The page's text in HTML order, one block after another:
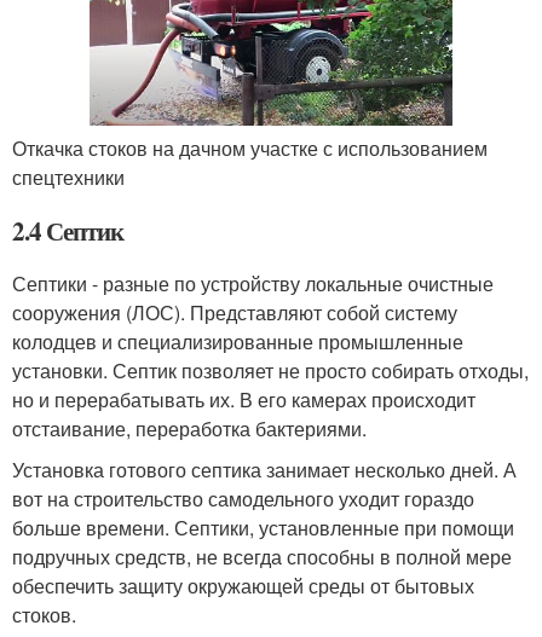
Откачка стоков на дачном участке с использованием
спецтехники
2.4 Септик
Септики - разные по устройству локальные очистные
сооружения (ЛОС). Представляют собой систему
колодцев и специализированные промышленные
установки. Септик позволяет не просто собирать отходы,
но и перерабатывать их. В его камерах происходит
отстаивание, переработка бактериями.
Установка готового септика занимает несколько дней. А
вот на строительство самодельного уходит гораздо
больше времени. Септики, установленные при помощи
подручных средств, не всегда способны в полной мере
обеспечить защиту окружающей среды от бытовых
стоков.